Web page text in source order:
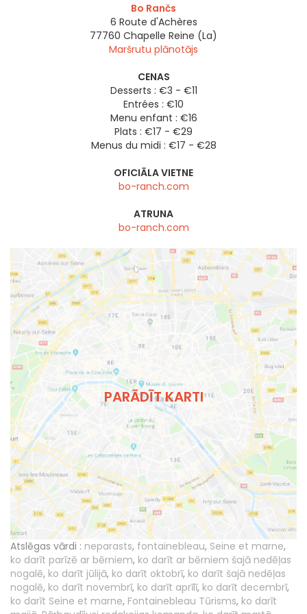
Bo Rančs
6 Route d'Achères
77760 Chapelle Reine (La)
Maršrutu plānotājs
CENAS
Desserts : €3 - €11
Entrées : €10
Menu enfant : €16
Plats : €17 - €29
Menus du midi : €17 - €28
OFICIĀLA VIETNE
bo-ranch.com
ATRUNA
bo-ranch.com
PARĀDĪT KARTI
Atslēgas vārdi : neparasts, fontainebleau, Seine et marne,
ko darīt parīzē ar bērniem, ko darīt ar bērniem šajā nedēļas
nogalē, ko darīt jūlijā, ko darīt oktobrī, ko darīt šajā nedēļas
nogalē, ko darīt novembrī, ko darīt aprīlī, ko darīt decembrī,
ko darīt Seine et marne, Fontainebleau Tūrisms, ko darīt